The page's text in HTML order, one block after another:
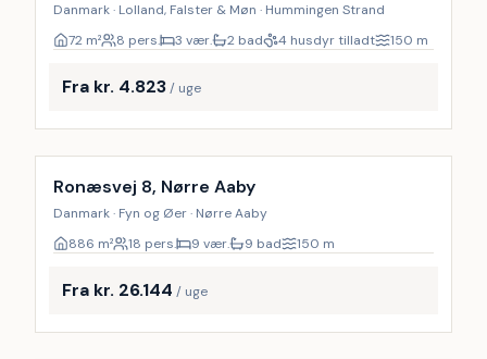
Danmark · Lolland, Falster & Møn · Hummingen Strand
72 m² 8 pers. 3 vær. 2 bad 4 husdyr tilladt 150 m
Fra kr. 4.823/ uge
Inkl. rengøring
Ronæsvej 8, Nørre Aaby
Danmark · Fyn og Øer · Nørre Aaby
886 m² 18 pers. 9 vær. 9 bad 150 m
Fra kr. 26.144 / uge